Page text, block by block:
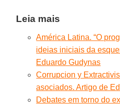
Leia mais
América Latina. “O
ideias iniciais da
Eduardo Gudynas
Corrupcion y
asociados. Artigo de
Debates em torno do